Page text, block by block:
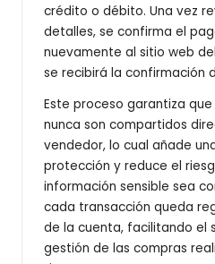
crédito o débito. Una vez
detalles, se confirma el
nuevamente al sitio web
se recibirá la confirmación
Este proceso garantiza
nunca son compartidos
vendedor, lo cual añade
protección y reduce el
información sensible sea
cada transacción queda
de la cuenta, facilitando el
gestión de las compras